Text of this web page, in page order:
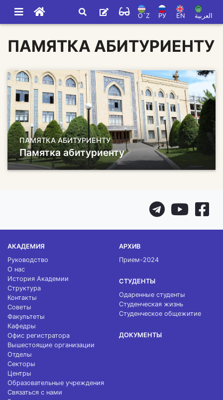
O`Z РУ EN العربية
ПАМЯТКА АБИТУРИЕНТУ
ПАМЯТКА АБИТУРИЕНТУ
Памятка абитуриенту
АКАДЕМИЯ
Руководство
О нас
История Академии
Структура
Контакты
Советы
Факультеты
Кафедры
Офис регистратора
Вышестоящие организации
Отделы
Секторы
Центры
Образовательные учреждения
Связаться с нами
АРХИВ
Прием-2024
СТУДЕНТЫ
Одаренные студенты
Студенческая жизнь
Студенческое общежитие
ДОКУМЕНТЫ